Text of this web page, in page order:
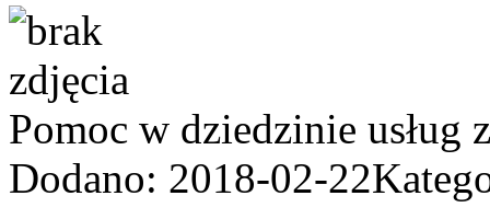
Pomoc w dziedzinie usług
Dodano: 2018-02-22